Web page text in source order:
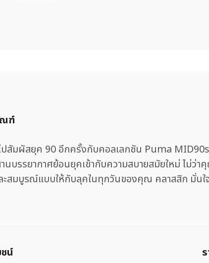
ณฑ์
ปสัมผัสยุค 90 อีกครั้งกับคอลเลกชัน Puma
บรรยากาศย้อนยุคเข้ากับความสบายสมัยใหม่ ไม่
สมบูรณ์แบบให้กับลุคในทุกวันของคุณ คลาสสิก มั่นใ
น์